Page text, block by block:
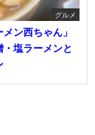
グルメ
ン西ちゃん」
・塩ラーメンと